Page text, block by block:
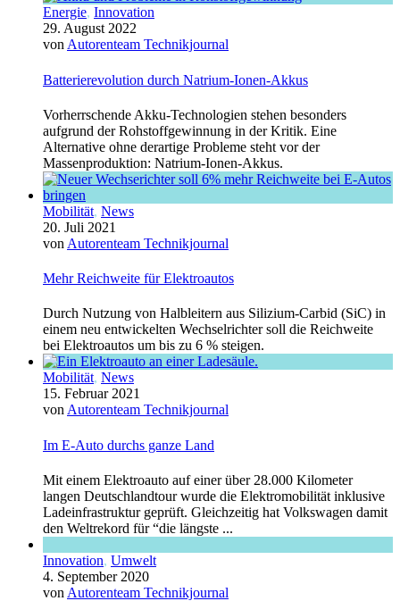
Energie, Innovation
29. August 2022
von Autorenteam Technikjournal
Batterierevolution durch Natrium-Ionen-Akkus
Vorherrschende Akku-Technologien stehen besonders
aufgrund der Rohstoffgewinnung in der Kritik. Eine
Alternative ohne derartige Probleme steht vor der
Massenproduktion: Natrium-Ionen-Akkus.
Mobilität, News
20. Juli 2021
von Autorenteam Technikjournal
Mehr Reichweite für Elektroautos
Durch Nutzung von Halbleitern aus Silizium-Carbid (SiC) in
einem neu entwickelten Wechselrichter soll die Reichweite
bei Elektroautos um bis zu 6 % steigen.
Mobilität, News
15. Februar 2021
von Autorenteam Technikjournal
Im E-Auto durchs ganze Land
Mit einem Elektroauto auf einer über 28.000 Kilometer
langen Deutschlandtour wurde die Elektromobilität inklusive
Ladeinfrastruktur geprüft. Gleichzeitig hat Volkswagen damit
den Weltrekord für “die längste ...
Innovation, Umwelt
4. September 2020
von Autorenteam Technikjournal